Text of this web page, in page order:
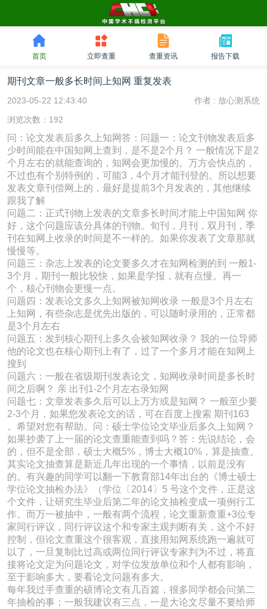
首页 立即查重 查重资讯 报告下载
期刊文章一般多长时间上知网 重复发表
2023-05-22 12:43:40 作者 : 放心测系统
浏览次数：192
问：论文发表后多久上知网答：问题一：论文刊物发表后多
少时间能在中国知网上查到，是不是2个月？ 一般情况下是2
个月左右的就能查询的，知网会更加慢的。万方会快点的，
不过也有个别特例的，可能3，4个月才能刊登的。所以想要
发表文章刊偿网上的，最好是提前3个月发表的，其他继续
跟我了解
问题二：正式刊物上发表的文章多长时间才能上中国知网 你
好，这个问题应该分具体的刊物。旬刊，月刊，双月刊，季
刊在知网上收录的时间是不一样的。如果你发表了文章那就
慢慢等。
问题三：杂志上发表的论文要多久才在知网检测的到 一般1-
3个月，期刊一般比较快，如果是学报，就有点慢。再一
个，核心刊物会更慢一点。
问题四：发表论文多久上知网被知网收录 一般是3个月左右
上知网，有些杂志是优先出版的，可以随时录用的，正常都
是3个月左右
问题五：发到核心期刊上多久会被知网收录？ 我的一位导师
他的论文也在核心期刊上有了，过了一个多月才能在知网上
搜到
问题六：一般在省级期刊发表论文，知网收录时间是多长时
间之后啊？ 亲 出刊1-2个月左右录知网
问题七：文章发表多久后可以上万方或是知网？ 一般至少要
2-3个月，如果您发表论文的话，可在百度上搜索 期刊163
。希望对您有帮助。问：硕士学位论文毕业后多久上知网？
如果抄袭了上一届的论文查重能查到吗？答：先说结论，会
的，但不是全部，硕士大概5%，博士大概10%，算是抽查。
其实论文抽查算是新近几年出现的一个事情，以前是没有
的。有兴趣的同学可以翻一下教育部14年出台的《博士硕士
学位论文抽检办法》（学位〔2014〕5 号这个文件，正是这
个文件，让研究生毕业后第二年的论文抽检变成一项例行工
作。而万一被抽中，一般有两个流程，论文重新查重+3位专
家同行评议，同行评议这个和专家主观判断有关，这个不好
控制，但论文查重这个很客观，直接用知网系统跑一遍就可
以了，一旦复制比过高或两位同行评议专家判为不过，将直
接将论文定为问题论文，对学位发放单位和个人都有影响，
至于影响多大，要看论文问题有多大。
每年我过手查重的硕博论文有几百篇，很多同学都会问第二
年抽检的事；一般我建议有三点，一是大论文尽量不要给师